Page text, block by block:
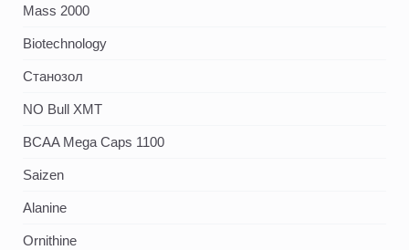
Mass 2000
Biotechnology
Станозол
NO Bull XMT
BCAA Mega Caps 1100
Saizen
Alanine
Ornithine